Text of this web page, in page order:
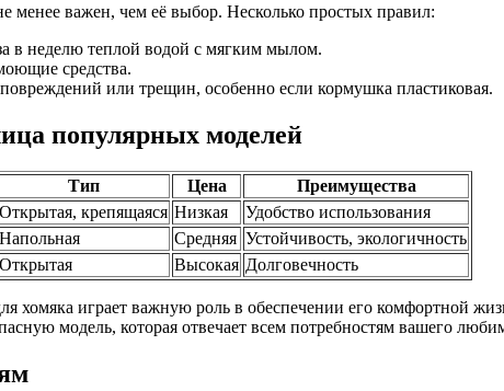
менее важен, чем её выбор. Несколько простых правил:
в неделю теплой водой с мягким мылом.
средства.
или трещин, особенно если кормушка пластиковая.
популярных моделей
Тип Цена
Преимущества
Открытая, крепящаяся Низкая
Удобство использования
Напольная Средняя Устойчивость, экологичность
Открытая Высокая Долговечность
хомяка играет важную роль в обеспечении его комфортной
модель, которая отвечает всем потребностям вашего